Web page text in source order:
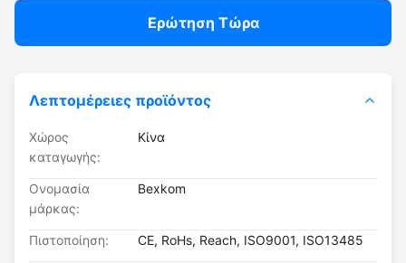
Ερώτηση Τώρα
Λεπτομέρειες προϊόντος
Χώρος
καταγωγής:
Κίνα
Ονομασία
μάρκας:
Bexkom
Πιστοποίηση: CE, RoHs, Reach, ISO9001, ISO13485